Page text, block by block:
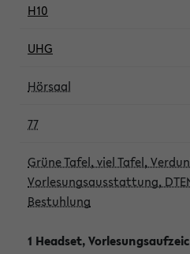
H10
UHG
Hörsaal
77
Grüne Tafel, viel Tafel,
Vorlesungsausstattung,
Bestuhlung
1 Headset,